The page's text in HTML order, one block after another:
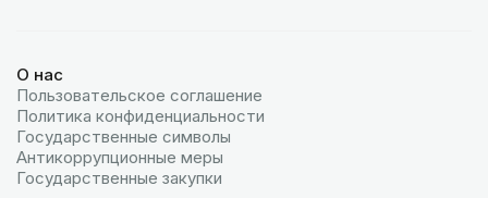
О нас
Пользовательское соглашение
Политика конфиденциальности
Государственные символы
Антикоррупционные меры
Государственные закупки